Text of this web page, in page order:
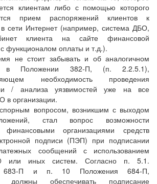
клиентам либо с помощью которого
прием распоряжений клиентов к
сети Интернет (например, система ДБО,
клиента на сайте финансовой
функционалом оплаты и т.д.).
не стоит забывать и об аналогичном
в Положении 382-П, (п. 2.2.5.1),
необходимость проведения
/ анализа уязвимостей уже на все
в организации.
вопросом, возникшим с выходом
стал вопрос возможности
финансовыми организациями средств
подписи (ПЭП) при подписании
сообщений с использованием
или иных систем. Согласно п. 5.1.
683-П и п. 10 Положения 684-П,
должны обеспечивать подписание